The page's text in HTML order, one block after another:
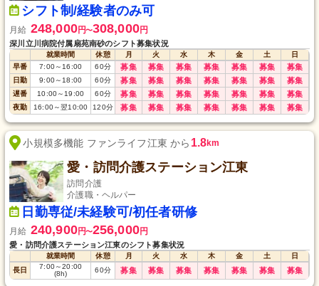
シフト制/経験者のみ可
月給 248,000円〜308,000円
深川立川病院付属扇苑南砂のシフト募集状況
就業時間 休憩 月 火 水 木 金 土
日
早番
7:00～16:00 60分 募集 募集 募集 募集 募集 募集 募集
日勤 9:00～18:00 60分 募集 募集 募集 募集 募集 募集 募集
遅番 10:00～19:00 60分 募集 募集 募集 募集 募集 募集 募集
夜勤 16:00～翌10:00 120分 募集 募集 募集 募集 募集 募集 募集
小規模多機能 ファンライフ江東 から 1.8km
愛・訪問介護ステーション江東
訪問介護
介護職・ヘルパー
日勤専従/未経験可/初任者研修
月給 240,900円〜256,000円
愛・訪問介護ステーション江東のシフト募集状況
就業時間 休憩 月 火 水 木 金 土
日
長日
7:00～20:00
(8h)
60分 募集 募集 募集 募集 募集 募集 募集